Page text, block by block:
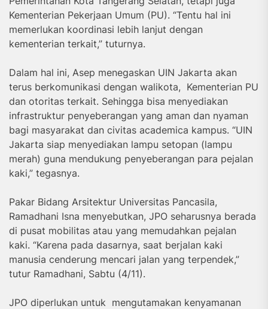
Kementerian Pekerjaan Umum (PU). “Tentu hal ini
memerlukan koordinasi lebih lanjut dengan
kementerian terkait,” tuturnya.
Dalam hal ini, Asep menegaskan UIN Jakarta akan
terus berkomunikasi dengan walikota, Kementerian PU
dan otoritas terkait. Sehingga bisa menyediakan
infrastruktur penyeberangan yang aman dan nyaman
bagi masyarakat dan civitas academica kampus. “UIN
Jakarta siap menyediakan lampu setopan (lampu
merah) guna mendukung penyeberangan para pejalan
kaki,” tegasnya.
Pakar Bidang Arsitektur Universitas Pancasila,
Ramadhani Isna menyebutkan, JPO seharusnya berada
di pusat mobilitas atau yang memudahkan pejalan
kaki. “Karena pada dasarnya, saat berjalan kaki
manusia cenderung mencari jalan yang terpendek,”
tutur Ramadhani, Sabtu (4/11).
JPO diperlukan untuk mengutamakan kenyamanan